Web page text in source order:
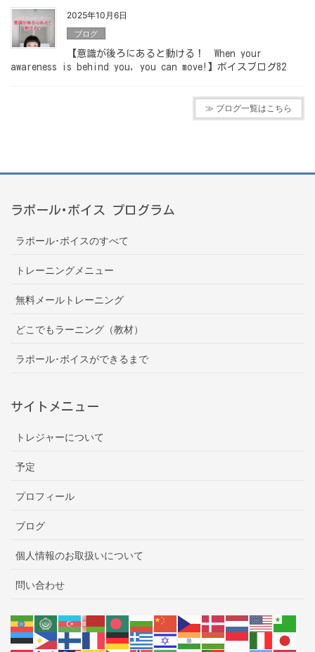
2025年10月6日
ブログ
【意識が後ろにあると動ける！ When your
awareness is behind you, you can move!】ボイスブログ82
≫ ブログ一覧はこちら
ラポール･ボイス プログラム
ラポール･ボイスのすべて
トレーニングメニュー
無料メールトレーニング
どこでもラーニング（教材）
ラポール･ボイスができるまで
サイトメニュー
トレジャーについて
予定
プロフィール
ブログ
個人情報のお取扱いについて
問い合わせ